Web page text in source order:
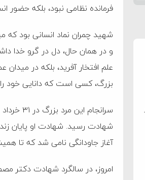
فرمانده نظامی نبود، بلکه
شهید چمران نماد انسانی بود
و در همان حال، دل در گرو خدا
علم افتخار آفرید، بلکه در
بزرگ، کسی است که دانایی خود
شهادت رسید. شهادت او پایان
آغاز جاودانگی نامی شد که تا
امروز، در سالگرد شهادت دکتر